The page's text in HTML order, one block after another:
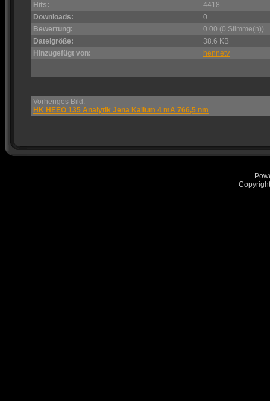
Hits:
4418
Downloads:
0
Bewertung:
0.00 (0 Stimme(n))
Dateigröße:
38.6 KB
Hinzugefügt von:
hennetv
Vorheriges Bild:
HK HEEO 135 Analytik Jena Kalium 4 mA 766,5 nm